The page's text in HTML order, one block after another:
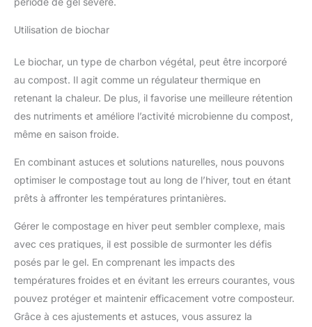
Utilisation de biochar
Le biochar, un type de charbon végétal, peut être incorporé
au compost. Il agit comme un régulateur thermique en
retenant la chaleur. De plus, il favorise une meilleure rétention
des nutriments et améliore l’activité microbienne du compost,
même en saison froide.
En combinant astuces et solutions naturelles, nous pouvons
optimiser le compostage tout au long de l’hiver, tout en étant
prêts à affronter les températures printanières.
Gérer le compostage en hiver peut sembler complexe, mais
avec ces pratiques, il est possible de surmonter les défis
posés par le gel. En comprenant les impacts des
températures froides et en évitant les erreurs courantes, vous
pouvez protéger et maintenir efficacement votre composteur.
Grâce à ces ajustements et astuces, vous assurez la